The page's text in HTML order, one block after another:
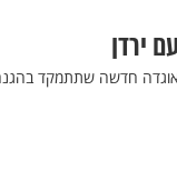
ירדן
אוגדה חדשה שתתמקד